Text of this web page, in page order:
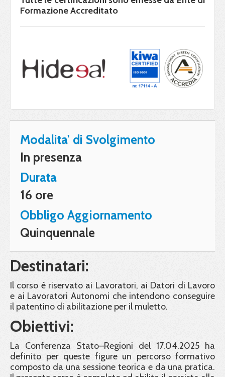
Formazione Accreditato
Modalita' di Svolgimento
In presenza
Durata
16 ore
Obbligo Aggiornamento
Quinquennale
Destinatari:
Il corso è riservato ai Lavoratori, ai Datori di Lavoro
e ai Lavoratori Autonomi che intendono conseguire
il patentino di abilitazione per il muletto.
Obiettivi:
La Conferenza Stato–Regioni del 17.04.2025 ha
definito per queste figure un percorso formativo
composto da una sessione teorica e da una pratica.